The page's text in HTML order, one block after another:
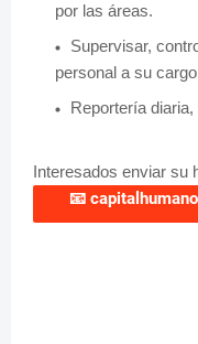
por las áreas.
Supervisar,
personal a su
Reportería
Interesados enviar su
📧